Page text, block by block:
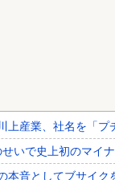
上産業、社名を「
せいで史上初のマイ
本音としてブサイ